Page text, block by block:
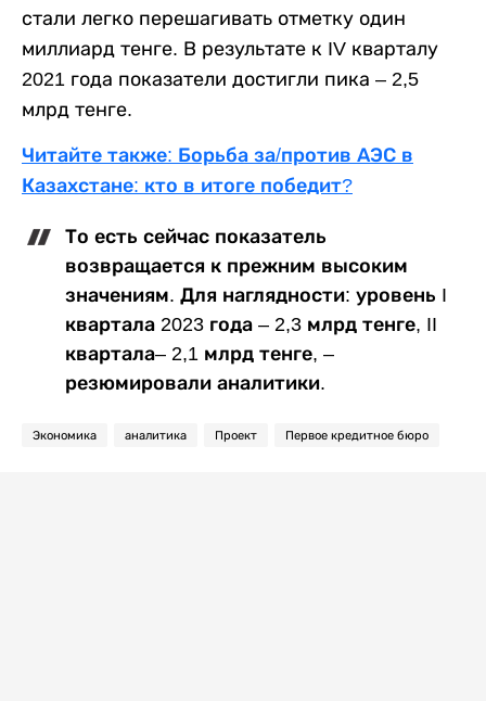
стали легко перешагивать отметку один
миллиард тенге. В результате к IV кварталу
2021 года показатели достигли пика – 2,5
млрд тенге.
Читайте также: Борьба за/против АЭС в
Казахстане: кто в итоге победит?
То есть сейчас показатель
возвращается к прежним высоким
значениям. Для наглядности: уровень I
квартала 2023 года – 2,3 млрд тенге, II
квартала– 2,1 млрд тенге, –
резюмировали аналитики.
Экономика аналитика Проект Первое кредитное бюро